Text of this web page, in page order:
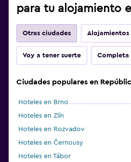
para tu alojamiento
Otras ciudades
Voy a tener suerte Completa
Ciudades populares en
Hoteles en Brno
Hoteles en Zlín
Hoteles en Rozvadov
Hoteles en Černousy
Hoteles en Tábor